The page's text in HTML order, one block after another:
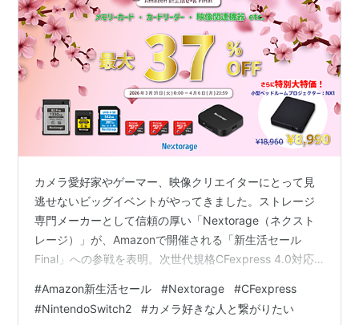
カメラ愛好家やゲーマー、映像クリエイターにとって見
逃せないビッグイベントがやってきました。ストレージ
専門メーカーとして信頼の厚い「Nextorage（ネクスト
レージ）」が、Amazonで開催される「新生活セール
Final」への参戦を表明。次世代規格CFexpress 4.0対応
microSD Expressまで、プロ仕様のデバイスが驚きのプ
ライスで登場します。 今回のセールは、2026年3月31日
#Amazon新生活セール #Nextorage #CFexpress
#NintendoSwitch2 #カメラ好きな人と繋がりたい